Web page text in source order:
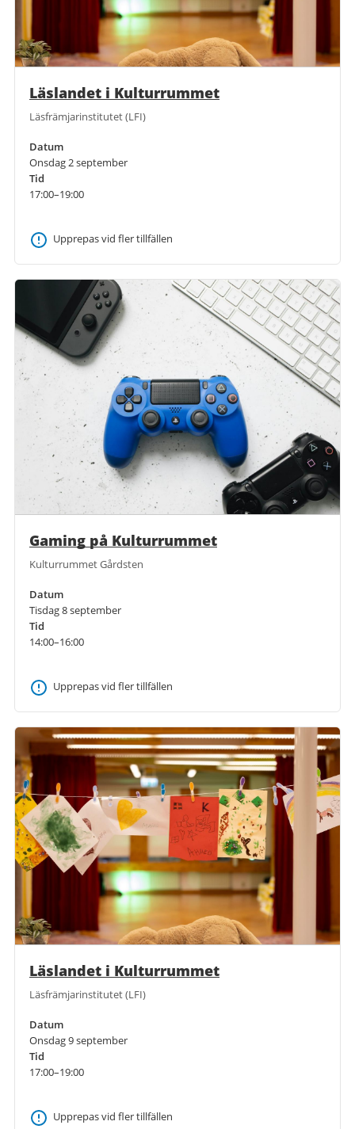
Läslandet i Kulturrummet
Läsfrämjarinstitutet (LFI)
Datum
Onsdag 2 september
Tid
17:00–19:00
Upprepas vid fler tillfällen
Gaming på Kulturrummet
Kulturrummet Gårdsten
Datum
Tisdag 8 september
Tid
14:00–16:00
Upprepas vid fler tillfällen
Läslandet i Kulturrummet
Läsfrämjarinstitutet (LFI)
Datum
Onsdag 9 september
Tid
17:00–19:00
Upprepas vid fler tillfällen